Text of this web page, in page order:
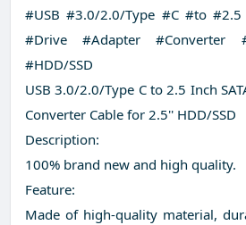
#USB #3.0/2.0/Type #C #to #2.5
#Drive #Adapter #Converter
#HDD/SSD
USB 3.0/2.0/Type C to 2.5 Inch
Converter Cable for 2.5'' HDD/SSD
Description:
100% brand new and high quality.
Feature:
Made of high-quality material,